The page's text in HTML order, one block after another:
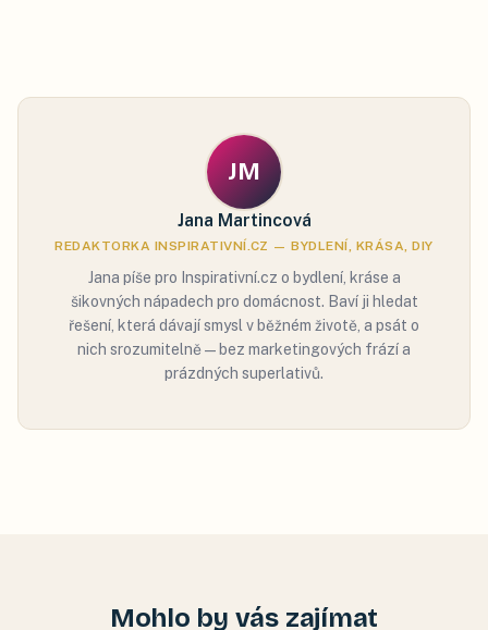
JM
Jana Martincová
REDAKTORKA INSPIRATIVNÍ.CZ — BYDLENÍ, KRÁSA, DIY
Jana píše pro Inspirativní.cz o bydlení, kráse a
šikovných nápadech pro domácnost. Baví ji hledat
řešení, která dávají smysl v běžném životě, a psát o
nich srozumitelně — bez marketingových frází a
prázdných superlativů.
Mohlo by vás zajímat